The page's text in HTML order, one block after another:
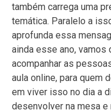
também carrega uma
temática. Paralelo a
aprofunda essa
ainda esse ano, vamos
acompanhar as
aula online, para quem
em viver isso no dia a
desenvolver na mesa